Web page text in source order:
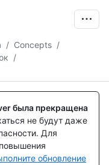
/ Concepts /
/
была прекращена
не будут даже
Для
обновление